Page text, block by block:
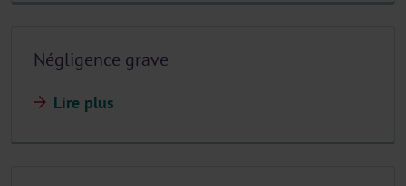
Négligence grave
Lire plus